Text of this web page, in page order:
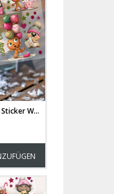
Rub ons RubOn Rubons Sticker Weihnachten Weihnachtssticker Weihnachtsmotive Lebkuchen Figuren Männer Wichtel Weihnachtswichtel Lebkuchenfiguren DIN lang rb44